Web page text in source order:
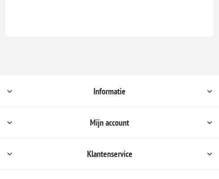
Informatie
Mijn account
Klantenservice